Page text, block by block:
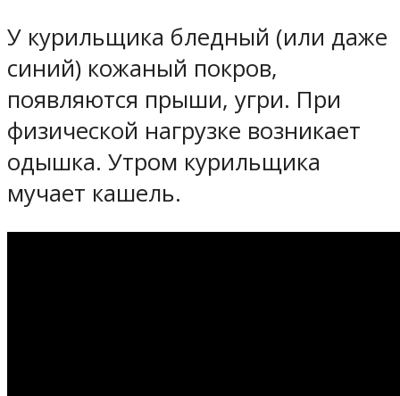
У курильщика бледный (или даже
синий) кожаный покров,
появляются прыши, угри. При
физической нагрузке возникает
одышка. Утром курильщика
мучает кашель.